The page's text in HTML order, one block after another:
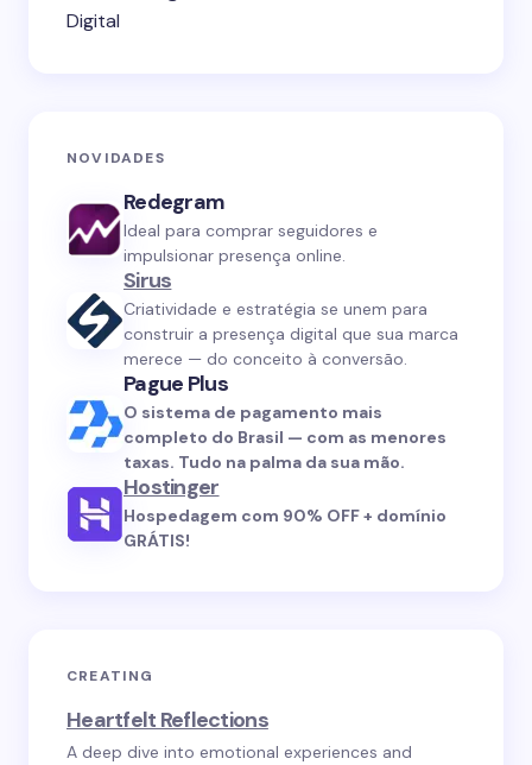
Digital
NOVIDADES
Redegram
Ideal para comprar seguidores e
impulsionar presença online.
Sirus
Criatividade e estratégia se unem para
construir a presença digital que sua marca
merece — do conceito à conversão.
Pague Plus
O sistema de pagamento mais
completo do Brasil — com as menores
taxas. Tudo na palma da sua mão.
Hostinger
Hospedagem com 90% OFF + domínio
GRÁTIS!
CREATING
Heartfelt Reflections
A deep dive into emotional experiences and